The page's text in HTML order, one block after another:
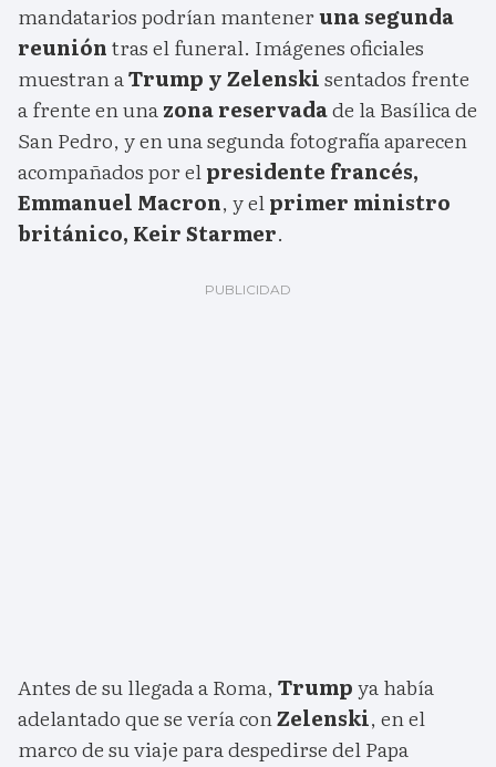
mandatarios podrían manteneruna segunda
reunióntras el funeral. Imágenes oficiales
muestran aTrump y Zelenskisentados frente
a frente en unazona reservadade la Basílica de
San Pedro, y en una segunda fotografía aparecen
acompañados por elpresidente francés,
Emmanuel Macron, y elprimer ministro
británico, Keir Starmer.
Antes de su llegada a Roma, Trumpya había
adelantado que se vería conZelenski, en el
marco de su viaje para despedirse del Papa